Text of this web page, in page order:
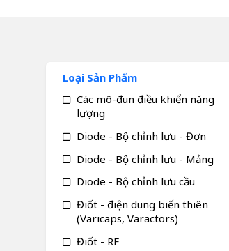
Loại Sản Phẩm
Các mô-đun điều khiển năng
lượng
Diode - Bộ chỉnh lưu - Đơn
Diode - Bộ chỉnh lưu - Mảng
Diode - Bộ chỉnh lưu cầu
Điốt - điện dung biến thiên
(Varicaps, Varactors)
Điốt - RF